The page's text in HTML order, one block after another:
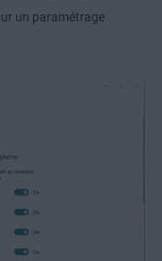
un paramétrage